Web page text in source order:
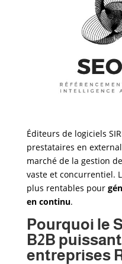
Éditeurs de logiciels
prestataires en
marché de la gestion
vaste et concurrentiel.
plus rentables pour
en continu.
Pourquoi le
B2B
entreprises